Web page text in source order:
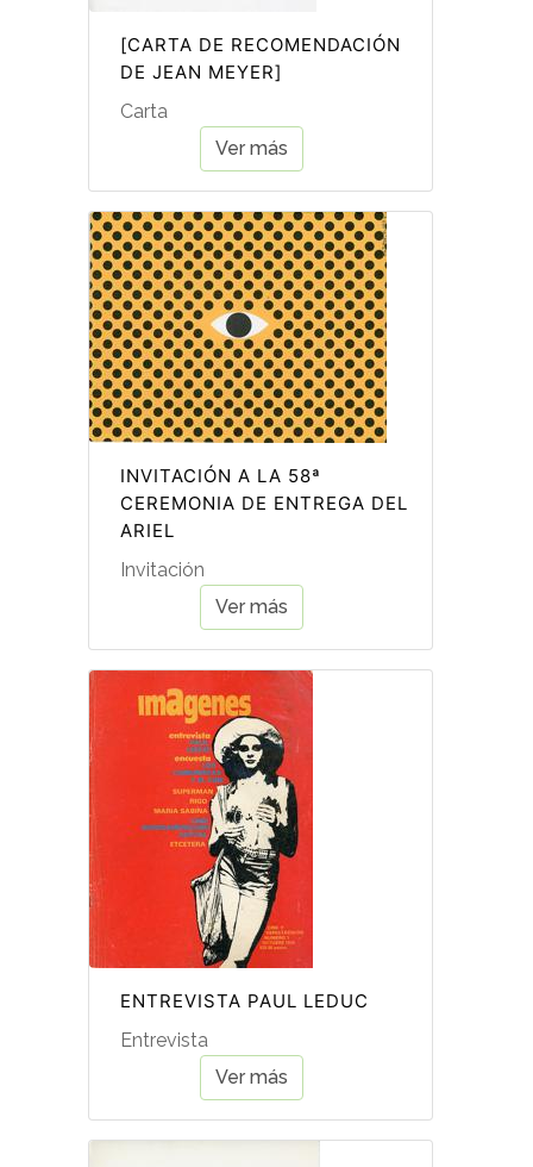
[CARTA DE RECOMENDACIÓN
DE JEAN MEYER]
Carta
Ver más
INVITACIÓN A LA 58ª
CEREMONIA DE ENTREGA DEL
ARIEL
Invitación
Ver más
ENTREVISTA PAUL LEDUC
Entrevista
Ver más